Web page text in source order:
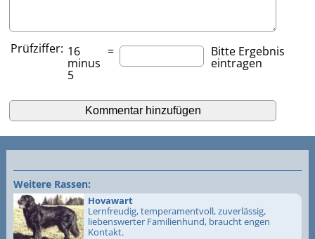
Prüfziffer: 16
minus
5
= Bitte Ergebnis
eintragen
Weitere Rassen:
Hovawart
Lernfreudig, temperamentvoll, zuverlässig,
liebenswerter Familienhund, braucht engen
Kontakt.